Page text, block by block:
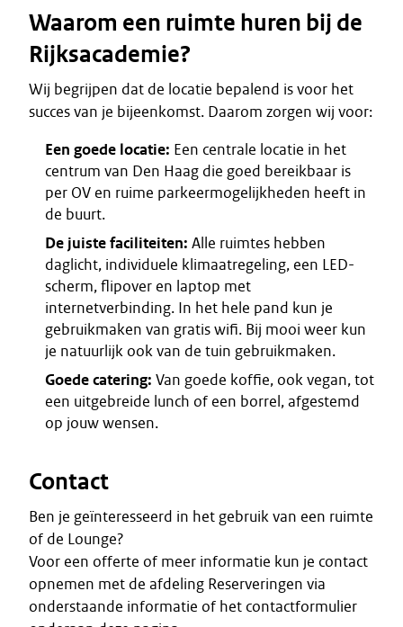
Waarom een ruimte huren bij de
Rijksacademie?
Wij begrijpen dat de locatie bepalend is voor het
succes van je bijeenkomst. Daarom zorgen wij voor:
Een goede locatie: Een centrale locatie in het
centrum van Den Haag die goed bereikbaar is
per OV en ruime parkeermogelijkheden heeft in
de buurt.
De juiste faciliteiten: Alle ruimtes hebben
daglicht, individuele klimaatregeling, een LED-
scherm, flipover en laptop met
internetverbinding. In het hele pand kun je
gebruikmaken van gratis wifi. Bij mooi weer kun
je natuurlijk ook van de tuin gebruikmaken.
Goede catering: Van goede koffie, ook vegan, tot
een uitgebreide lunch of een borrel, afgestemd
op jouw wensen.
Contact
Ben je geïnteresseerd in het gebruik van een ruimte
of de Lounge?
Voor een offerte of meer informatie kun je contact
opnemen met de afdeling Reserveringen via
onderstaande informatie of het contactformulier